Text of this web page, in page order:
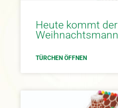
Heute kommt der
Weihnachtsmann
TÜRCHEN ÖFFNEN